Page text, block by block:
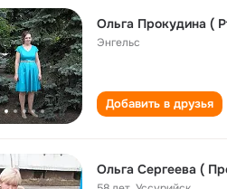
Ольга Прокудина (
Энгельс
Добавить в друзья
Ольга Сергеева (